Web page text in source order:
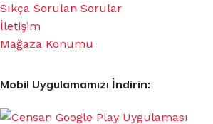
Sıkça Sorulan Sorular
İletişim
Mağaza Konumu
Mobil Uygulamamızı İndirin: